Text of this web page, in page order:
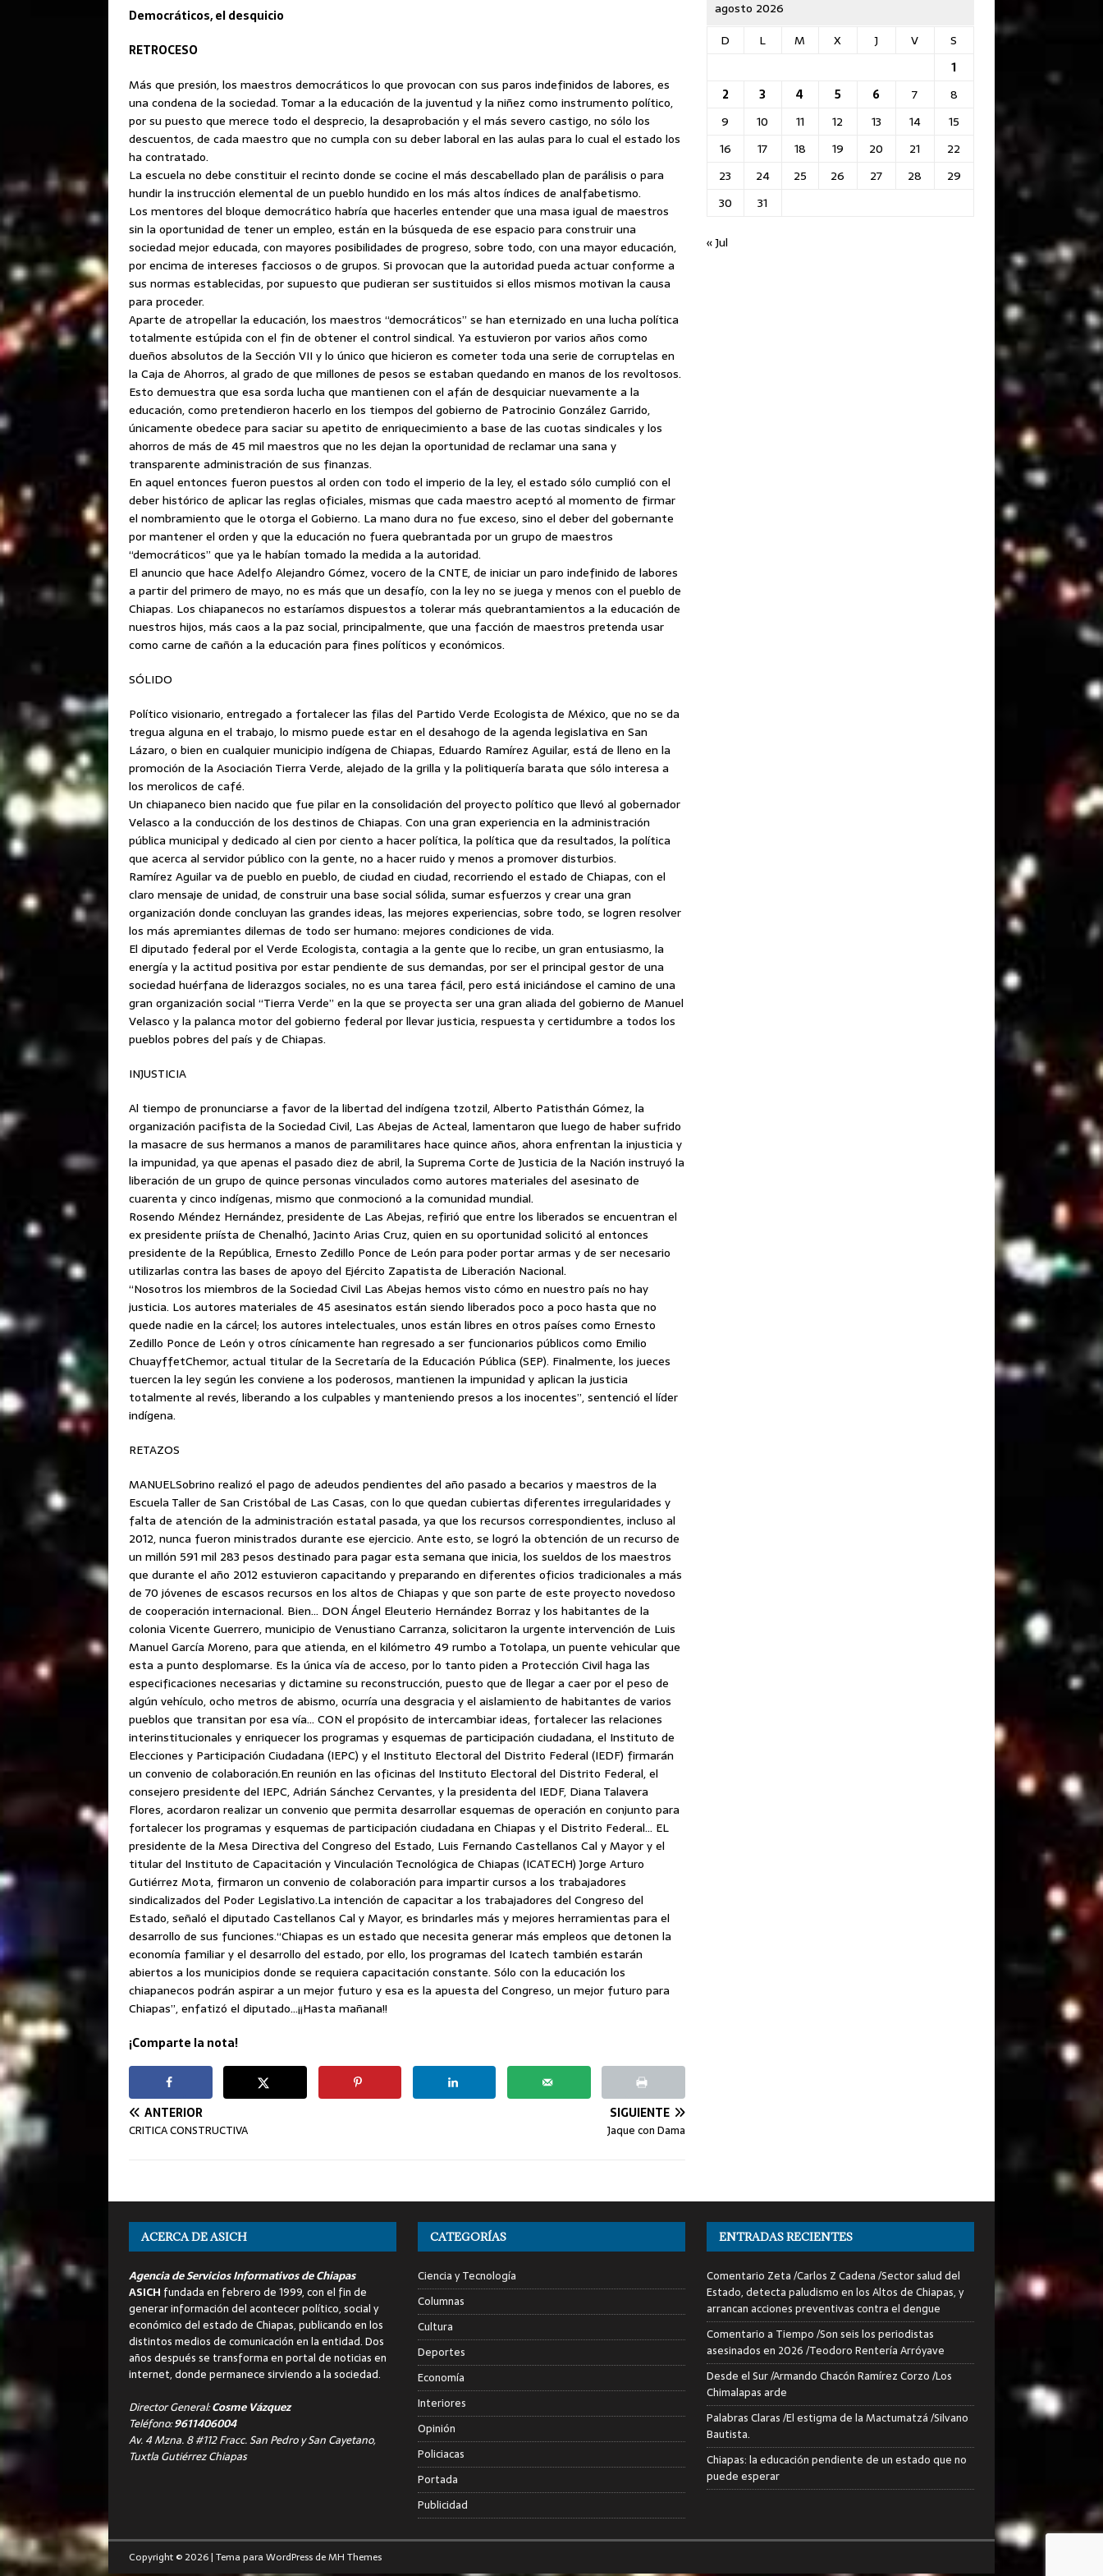
Democráticos, el desquicio
RETROCESO
Más que presión, los maestros democráticos lo que provocan con sus paros indefinidos de labores, es
una condena de la sociedad. Tomara la educación de la juventud y la niñez como instrumento político,
por su puesto que merece todo el desprecio, la desaprobación y el más severo castigo, no sólo los
descuentos, de cada maestro que no cumpla con su deber laboral en las aulas para lo cual el estado los
ha contratado.
La escuela no debe constituir el recinto donde se cocine el más descabellado plan de parálisis o para
hundir la instrucción elemental de un pueblo hundido en los más altos índices de analfabetismo.
Los mentores del bloque democrático habría que hacerles entender que una masa igual de maestros
sin la oportunidad de tener un empleo, están en la búsqueda de ese espacio para construir una
sociedad mejor educada, con mayores posibilidades de progreso, sobre todo, con una mayor educación,
por encima de intereses facciosos o de grupos. Si provocan que la autoridad pueda actuar conforme a
sus normas establecidas, por supuesto que pudieran ser sustituidos si ellos mismos motivan la causa
para proceder.
Aparte de atropellar la educación, los maestros “democráticos” se han eternizado en una lucha política
totalmente estúpida con el fin de obtener el control sindical. Ya estuvieron por varios años como
dueños absolutos de la Sección VII y lo único que hicieron es cometer toda una serie de corruptelas en
la Caja de Ahorros, al grado de que millones de pesos se estaban quedando en manos de los revoltosos.
Esto demuestra que esa sorda lucha que mantienen con el afán de desquiciar nuevamente a la
educación, como pretendieron hacerlo en los tiempos del gobierno de Patrocinio González Garrido,
únicamente obedece para saciar su apetito de enriquecimiento a base de las cuotas sindicales y los
ahorros de más de 45 mil maestros que no les dejan la oportunidad de reclamar una sana y
transparente administración de sus finanzas.
En aquel entonces fueron puestos al orden con todo el imperio de la ley, el estado sólo cumplió con el
deber histórico de aplicar las reglas oficiales, mismas que cada maestro aceptó al momento de firmar
el nombramiento que le otorga el Gobierno. La mano dura no fue exceso, sino el deber del gobernante
por mantener el orden y que la educación no fuera quebrantada por un grupo de maestros
“democráticos” que ya le habían tomado la medida a la autoridad.
El anuncio que hace Adelfo Alejandro Gómez, vocero de la CNTE, de iniciar un paro indefinido de labores
a partir del primero de mayo, no es más que un desafío, con la ley no se juega y menos con el pueblo de
Chiapas. Los chiapanecos no estaríamos dispuestos a tolerar más quebrantamientos a la educación de
nuestros hijos, más caos a la paz social, principalmente, que una facción de maestros pretenda usar
como carne de cañón a la educación para fines políticos y económicos.
SÓLIDO
Político visionario, entregado a fortalecer las filas del Partido Verde Ecologista de México, que no se da
tregua alguna en el trabajo, lo mismo puede estar en el desahogo de la agenda legislativa en San
Lázaro, o bien en cualquier municipio indígena de Chiapas, Eduardo Ramírez Aguilar, está de lleno en la
promoción de la Asociación Tierra Verde, alejado de la grilla y la politiquería barata que sólo interesa a
los merolicos de café.
Un chiapaneco bien nacido que fue pilar en la consolidación del proyecto político que llevó al gobernador
Velasco a la conducción de los destinos de Chiapas. Con una gran experiencia en la administración
pública municipal y dedicado al cien por ciento a hacer política, la política que da resultados, la política
que acerca al servidor público con la gente, no a hacer ruido y menos a promover disturbios.
Ramírez Aguilar va de pueblo en pueblo, de ciudad en ciudad, recorriendo el estado de Chiapas, con el
claro mensaje de unidad, de construir una base social sólida, sumar esfuerzos y crear una gran
organización donde concluyan las grandes ideas, las mejores experiencias, sobre todo, se logren resolver
los más apremiantes dilemas de todo ser humano: mejores condiciones de vida.
El diputado federal por el Verde Ecologista, contagia a la gente que lo recibe, un gran entusiasmo, la
energía y la actitud positiva por estar pendiente de sus demandas, por ser el principal gestor de una
sociedad huérfana de liderazgos sociales, no es una tarea fácil, pero está iniciándose el camino de una
gran organización social “Tierra Verde” en la que se proyecta ser una gran aliada del gobierno de Manuel
Velasco y la palanca motor del gobierno federal por llevar justicia, respuesta y certidumbre a todos los
pueblos pobres del país y de Chiapas.
INJUSTICIA
Al tiempo de pronunciarse a favor de la libertad del indígena tzotzil, Alberto Patisthán Gómez, la
organización pacifista de la Sociedad Civil, Las Abejas de Acteal, lamentaron que luego de haber sufrido
la masacre de sus hermanos a manos de paramilitares hace quince años, ahora enfrentan la injusticia y
la impunidad, ya que apenas el pasado diez de abril, la Suprema Corte de Justicia de la Nación instruyó la
liberación de un grupo de quince personas vinculados como autores materiales del asesinato de
cuarenta y cinco indígenas, mismo que conmocionó a la comunidad mundial.
Rosendo Méndez Hernández, presidente de Las Abejas, refirió que entre los liberados se encuentran el
ex presidente priísta de Chenalhó, Jacinto Arias Cruz, quien en su oportunidad solicitó al entonces
presidente de la República, Ernesto Zedillo Ponce de León para poder portar armas y de ser necesario
utilizarlas contra las bases de apoyo del Ejército Zapatista de Liberación Nacional.
“Nosotros los miembros de la Sociedad Civil Las Abejas hemos visto cómo en nuestro país no hay
justicia. Los autores materiales de 45 asesinatos están siendo liberados poco a poco hasta que no
quede nadie en la cárcel; los autores intelectuales, unos están libres en otros países como Ernesto
Zedillo Ponce de León y otros cínicamente han regresado a ser funcionarios públicos como Emilio
ChuayffetChemor, actual titular de la Secretaría de la Educación Pública (SEP). Finalmente, los jueces
tuercen la ley según les conviene a los poderosos, mantienen la impunidad y aplican la justicia
totalmente al revés, liberando a los culpables y manteniendo presos a los inocentes”, sentenció el líder
indígena.
RETAZOS
MANUELSobrino realizó el pago de adeudos pendientes del año pasado a becarios y maestros de la
Escuela Taller de San Cristóbal de Las Casas, con lo que quedan cubiertas diferentes irregularidades y
falta de atención de la administración estatal pasada, ya que los recursos correspondientes, incluso al
2012, nunca fueron ministrados durante ese ejercicio. Ante esto, se logró la obtención de un recurso de
un millón 591 mil 283 pesos destinado para pagar esta semana que inicia, los sueldos de los maestros
que durante el año 2012 estuvieron capacitando y preparando en diferentes oficios tradicionales a más
de 70 jóvenes de escasos recursos en los altos de Chiapas y que son parte de este proyecto novedoso
de cooperación internacional. Bien… DON Ángel Eleuterio Hernández Borraz y los habitantes de la
colonia Vicente Guerrero, municipio de Venustiano Carranza, solicitaron la urgente intervención de Luis
Manuel García Moreno, para que atienda, en el kilómetro 49 rumbo a Totolapa, un puente vehicular que
esta a punto desplomarse. Es la única vía de acceso, por lo tanto piden a Protección Civil haga las
especificaciones necesarias y dictamine su reconstrucción, puesto que de llegar a caer por el peso de
algún vehículo, ocho metros de abismo, ocurría una desgracia y el aislamiento de habitantes de varios
pueblos que transitan por esa vía… CON el propósito de intercambiar ideas, fortalecer las relaciones
interinstitucionales y enriquecer los programas y esquemas de participación ciudadana, el Instituto de
Elecciones y Participación Ciudadana (IEPC) y el Instituto Electoral del Distrito Federal (IEDF) firmarán
un convenio de colaboración.En reunión en las oficinas del Instituto Electoral del Distrito Federal, el
consejero presidente del IEPC, Adrián Sánchez Cervantes, y la presidenta del IEDF, Diana Talavera
Flores, acordaron realizar un convenio que permita desarrollar esquemas de operación en conjunto para
fortalecer los programas y esquemas de participación ciudadana en Chiapas y el Distrito Federal… EL
presidente de la Mesa Directiva del Congreso del Estado, Luis Fernando Castellanos Cal y Mayor y el
titular del Instituto de Capacitación y Vinculación Tecnológica de Chiapas (ICATECH) Jorge Arturo
Gutiérrez Mota, firmaron un convenio de colaboración para impartir cursos a los trabajadores
sindicalizados del Poder Legislativo.La intención de capacitar a los trabajadores del Congreso del
Estado, señaló el diputado Castellanos Cal y Mayor, es brindarles más y mejores herramientas para el
desarrollo de sus funciones.“Chiapas es un estado que necesita generar más empleos que detonen la
economía familiar y el desarrollo del estado, por ello, los programas del Icatech también estarán
abiertos a los municipios donde se requiera capacitación constante. Sólo con la educación los
chiapanecos podrán aspirar a un mejor futuro y esa es la apuesta del Congreso, un mejor futuro para
Chiapas”, enfatizó el diputado…¡¡Hasta mañana!!
¡Comparte la nota!
ANTERIOR
CRITICA CONSTRUCTIVA
SIGUIENTE
Jaque con Dama
agosto 2026
D
L M X J V
S
1
2
3 4 5 6 7
8
9
10 11 12 13 14
15
16
17 18 19 20 21
22
23
24 25 26 27 28
29
30
31
« Jul
ACERCA DE ASICH
Agencia de Servicios Informativos de Chiapas
ASICH fundada en febrero de 1999, con el fin de
generar información del acontecer político, social y
económico del estado de Chiapas, publicando en los
distintos medios de comunicación en la entidad. Dos
años después se transforma en portal de noticias en
internet, donde permanece sirviendo a la sociedad.
Director General:Cosme Vázquez
Teléfono:9611406004
Av. 4 Mzna. 8 #112 Fracc. San Pedro y San Cayetano,
Tuxtla Gutiérrez Chiapas
CATEGORÍAS
Ciencia y Tecnología
Columnas
Cultura
Deportes
Economía
Interiores
Opinión
Policiacas
Portada
Publicidad
ENTRADAS RECIENTES
Comentario Zeta /Carlos Z Cadena /Sector salud del
Estado, detecta paludismo en los Altos de Chiapas, y
arrancan acciones preventivas contra el dengue
Comentario a Tiempo /Son seis los periodistas
asesinados en 2026 /Teodoro Rentería Arróyave
Desde el Sur /Armando Chacón Ramírez Corzo /Los
Chimalapas arde
Palabras Claras /El estigma de la Mactumatzá /Silvano
Bautista.
Chiapas: la educación pendiente de un estado que no
puede esperar
Copyright © 2026 | Tema para WordPress deMH Themes